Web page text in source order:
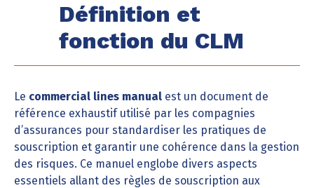
Définition et
fonction du CLM
Le commercial lines manual est un document de
référence exhaustif utilisé par les compagnies
d’assurances pour standardiser les pratiques de
souscription et garantir une cohérence dans la gestion
des risques. Ce manuel englobe divers aspects
essentiels allant des règles de souscription aux